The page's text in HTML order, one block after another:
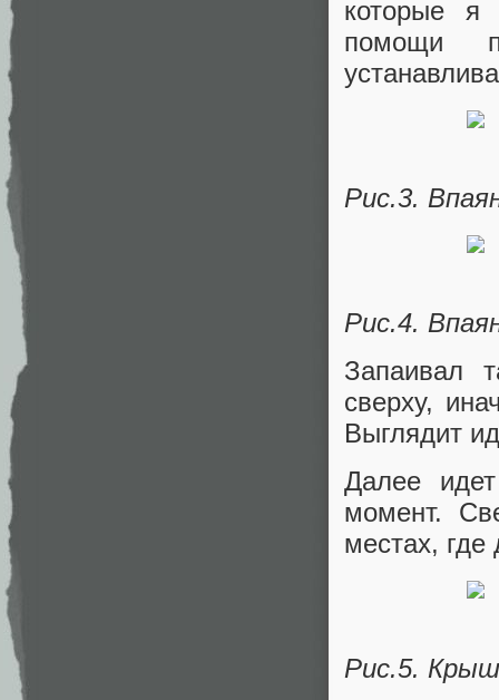
которые я
помощи
Рис.3.
Рис.4.
Запаивал
сверху,
Выглядит
Далее
момент.
местах,
Рис.5.